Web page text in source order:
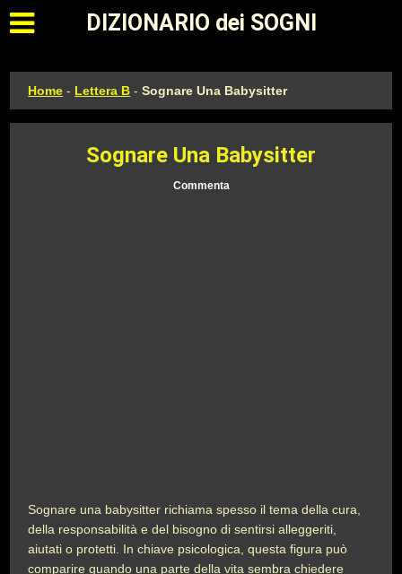
Apri il menu principale
DIZIONARIO dei SOGNI
Home - Lettera B -Sognare Una Babysitter
Sognare Una Babysitter
Commenta
Sognare una babysitter richiama spesso il tema della cura,
della responsabilità e del bisogno di sentirsi alleggeriti,
aiutati o protetti. In chiave psicologica, questa figura può
comparire quando una parte della vita sembra chiedere